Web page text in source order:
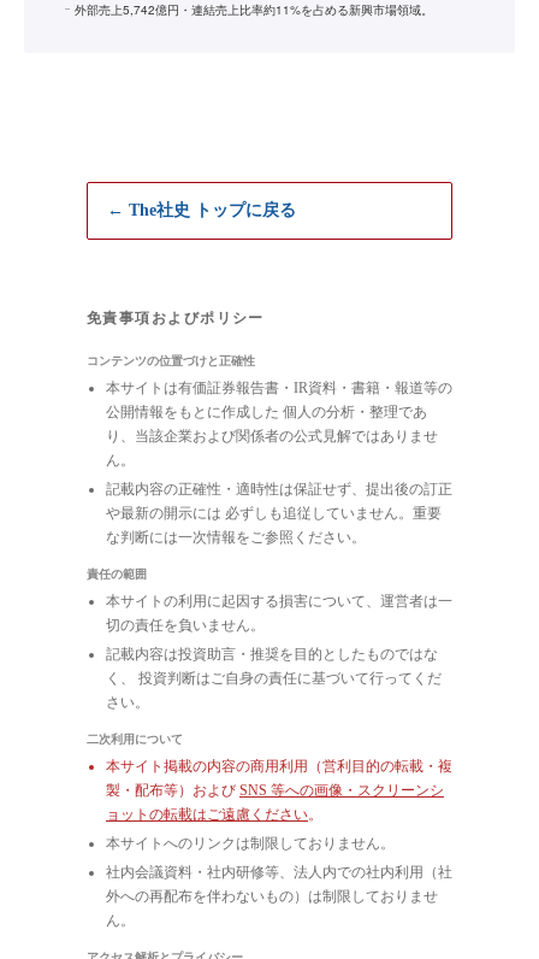
外部売上5,742億円・連結売上比率約11%を占める新興市場領域。
← The社史 トップに戻る
免責事項およびポリシー
コンテンツの位置づけと正確性
本サイトは有価証券報告書・IR資料・書籍・報道等の
公開情報をもとに作成した 個人の分析・整理であ
り、当該企業および関係者の公式見解ではありませ
ん。
記載内容の正確性・適時性は保証せず、提出後の訂正
や最新の開示には 必ずしも追従していません。重要
な判断には一次情報をご参照ください。
責任の範囲
本サイトの利用に起因する損害について、運営者は一
切の責任を負いません。
記載内容は投資助言・推奨を目的としたものではな
く、 投資判断はご自身の責任に基づいて行ってくだ
さい。
二次利用について
本サイト掲載の内容の商用利用（営利目的の転載・複
製・配布等）および SNS 等への画像・スクリーンシ
ョットの転載はご遠慮ください。
本サイトへのリンクは制限しておりません。
社内会議資料・社内研修等、法人内での社内利用（社
外への再配布を伴わないもの）は制限しておりませ
ん。